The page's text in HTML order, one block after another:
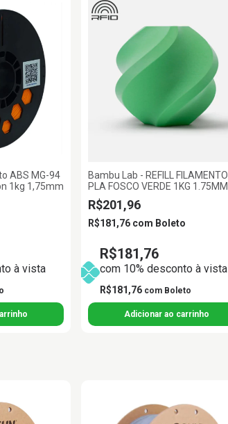
ABS MG-94
1kg 1,75mm
à vista
Bambu Lab - REFILL FILAMENTO
PLA FOSCO VERDE 1KG 1.75MM
BAMBU LAB
R$201,96
R$181,76 com Boleto
R$181,76
com 10% desconto à vista
R$181,76 com Boleto